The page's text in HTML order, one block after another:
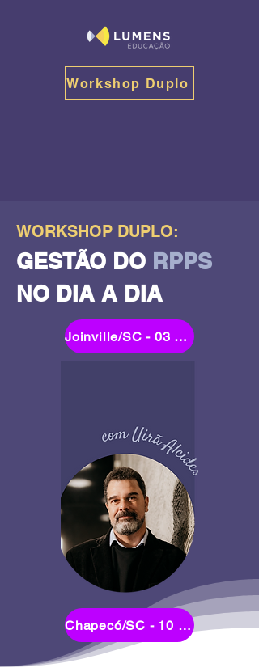
Workshop Duplo
WORKSHOP DUPLO:
GESTÃO DO RPPS
NO DIA A DIA
Joinville/SC - 03 a 06/junho
Chapecó/SC - 10 a 13/junho